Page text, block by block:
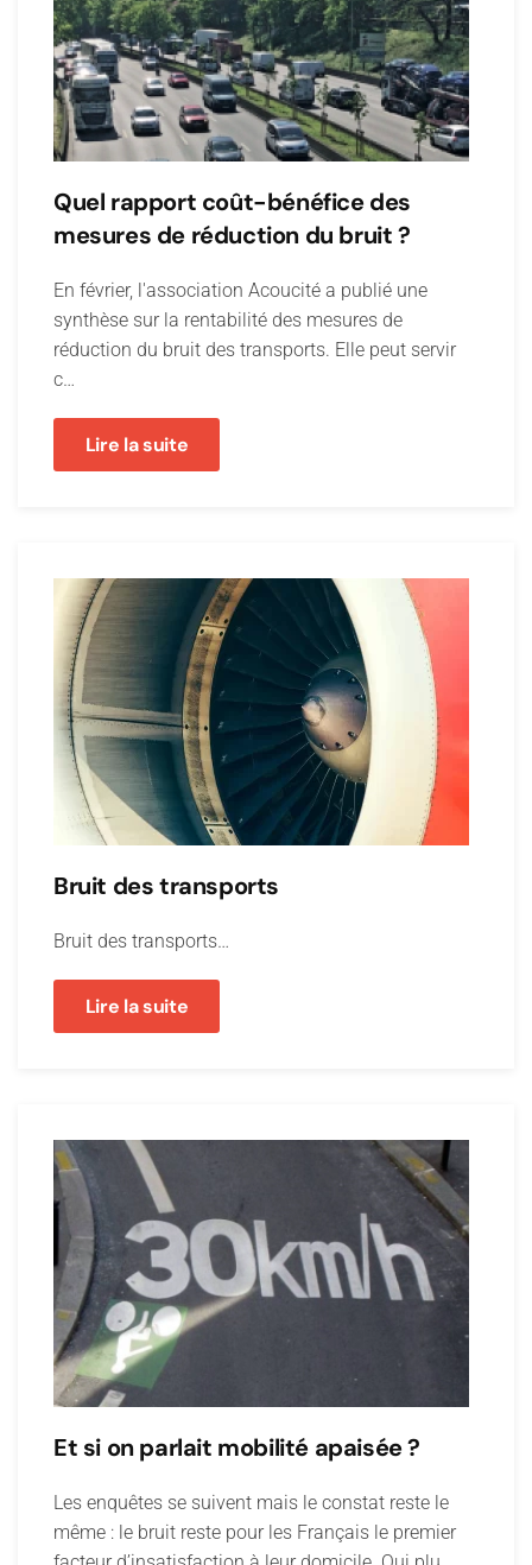
Quel rapport coût-bénéfice des
mesures de réduction du bruit ?
En février, l'association Acoucité a publié une
synthèse sur la rentabilité des mesures de
réduction du bruit des transports. Elle peut servir
c…
Lire la suite
Bruit des transports
Bruit des transports…
Lire la suite
Et si on parlait mobilité apaisée ?
Les enquêtes se suivent mais le constat reste le
même : le bruit reste pour les Français le premier